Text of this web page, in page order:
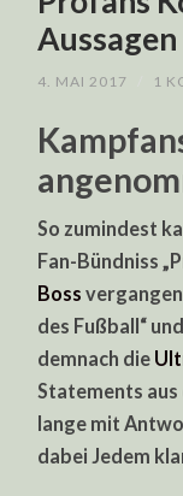
Aussagen
4. MAI 2017 1
So zumindest
Fan-Bündniss
Boss
des Fußball“
demnach die
Statements
lange mit
dabei Jedem